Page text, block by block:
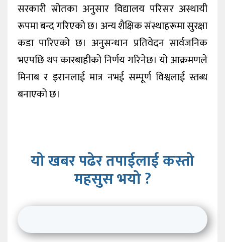
सरकारी स्रोतका अनुसार विद्यालय परिसर अस्थायी
रूपमा बन्द गरिएको छ। अन्य शैक्षिक संस्थाहरूमा सुरक्षा
कडा पारिएको छ। अनुसन्धान प्रतिवेदन सार्वजनिक
भएपछि थप कारबाहीको निर्णय गरिनेछ। यो आक्रमणले
मिनाब र इरानलाई मात्र नभई सम्पूर्ण विश्वलाई स्तब्ध
बनाएको छ।
यो खबर पढेर तपाईलाई कस्तो
महसुस भयो ?